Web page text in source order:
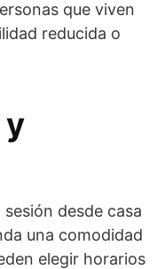
que viven
reducida o
y
desde casa
una comodidad
elegir horarios